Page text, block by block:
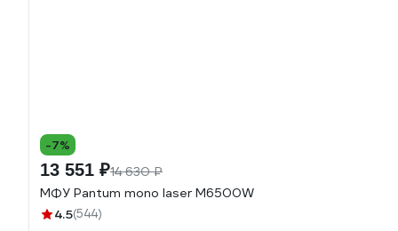
-7%
13 551 ₽14 630 ₽
МФУ Pantum mono laser M6500W
4.5(544)